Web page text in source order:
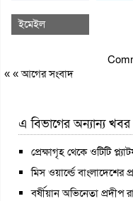
ইমেইল
« «আগের সংবাদ
এ বিভাগের অন্যান্য খবর
প্রেক্ষাগৃহ থেকে ওটিটি
মিস ওয়ার্ল্ডে বাংলাদেশের
বর্ষীয়ান অভিনেতা